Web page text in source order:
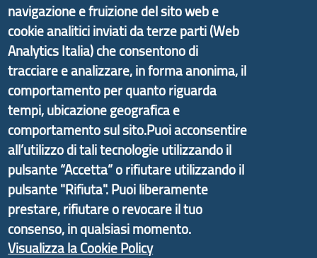
Il portale di marketing territoriale e sviluppo locale
di Genova Città Metropolitana si è sviluppato a
partire dal progetto nazionale Aree Interne
promosso dal Dipartimento per lo Sviluppo
Economico e finalizzato al rilancio socio-economico
delle valli dell’entroterra. In particolare fornisce
informazioni ed aggiornamenti sulla
d'Area Antola-Tigullio, in collaborazione con Regione
Liguria ed ANCI Liguria.
navigazione e fruizione del sito web e
cookie analitici inviati da terze parti (Web
Analytics Italia) che consentono di
tracciare e analizzare, in forma anonima, il
comportamento per quanto riguarda
tempi, ubicazione geografica e
comportamento sul sito.Puoi acconsentire
all’utilizzo di tali tecnologie utilizzando il
pulsante “Accetta” o rifiutare utilizzando il
pulsante "Rifiuta". Puoi liberamente
prestare, rifiutare o revocare il tuo
consenso, in qualsiasi momento.
Visualizza la Cookie Policy